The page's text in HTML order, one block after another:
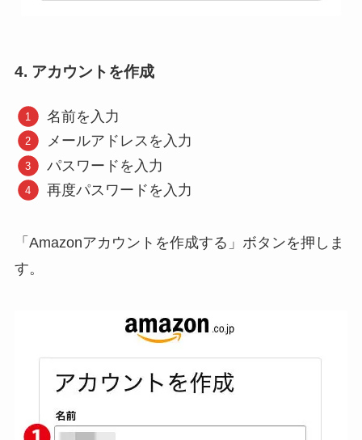
4. アカウントを作成
名前を入力
メールアドレスを入力
パスワードを入力
再度パスワードを入力
「Amazonアカウントを作成する」ボタンを押しま
す。